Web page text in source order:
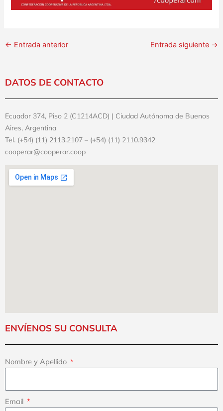
← Entrada anterior Entrada siguiente →
DATOS DE CONTACTO
Ecuador 374, Piso 2 (C1214ACD) | Ciudad Autónoma de Buenos
Aires, Argentina
Tel. (+54) (11) 2113.2107 – (+54) (11) 2110.9342
cooperar@cooperar.coop
ENVÍENOS SU CONSULTA
Nombre y Apellido
Email